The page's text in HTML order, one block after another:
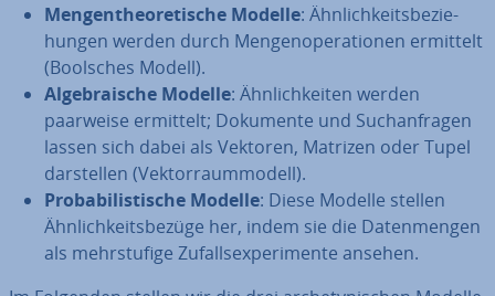
Men­gen­theo­re­ti­sche Modelle: Ähn­lich­keits­be­zie­
hun­gen werden durch Men­gen­ope­ra­tio­nen ermittelt
(Boolsches Modell).
Al­ge­bra­ische Modelle: Ähn­lich­kei­ten werden
paarweise ermittelt; Dokumente und Such­an­fra­gen
lassen sich dabei als Vektoren, Matrizen oder Tupel
dar­stel­len (Vek­tor­raum­mo­dell).
Pro­ba­bi­lis­ti­sche Modelle: Diese Modelle stellen
Ähn­lich­keits­be­zü­ge her, indem sie die Da­ten­men­gen
als mehr­stu­fi­ge Zu­falls­expe­ri­men­te ansehen.